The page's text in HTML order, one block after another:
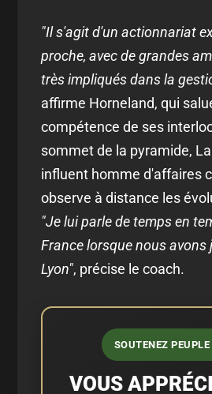
"Il s'agit d'un actionnariat
proche, avec de grandes
très impliqués dans la
affirme Horneland, qui
compétence de ses
sommet de la pyramide,
influent homme d'affaires
observe à distance les
"Je lui parle de temps en
France lorsque nous avons
Lyon", précise le coach.
SOUTENEZ
VOUS